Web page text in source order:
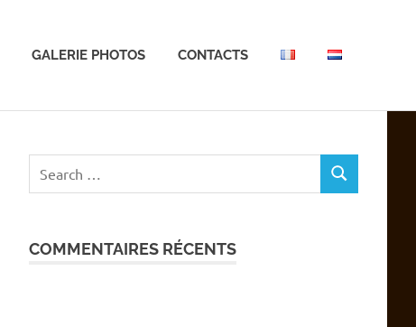
GALERIE PHOTOS CONTACTS
for:
SEARCH
COMMENTAIRES RÉCENTS